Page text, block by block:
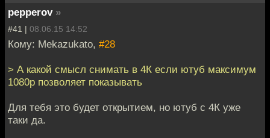
pepperov »
#41 | 08.06.15 14:52
Кому: Mekazukato, #28
> А какой смысл снимать в 4К если ютуб максимум
1080p позволяет показывать
Для тебя это будет открытием, но ютуб с 4К уже
таки да.